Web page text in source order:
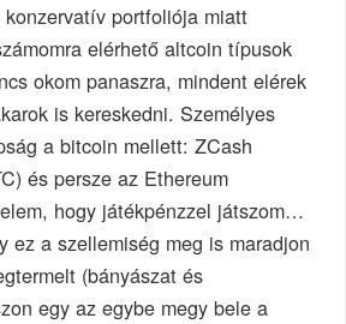
portfoliója miatt
elérhető altcoin típusok
okom panaszra, mindent elérek
is kereskedni. Személyes
a bitcoin mellett: ZCash
és persze az Ethereum
hogy játékpénzzel játszom…
ez a szellemiség meg is maradjon
(bányászat és
egy az egybe megy bele a